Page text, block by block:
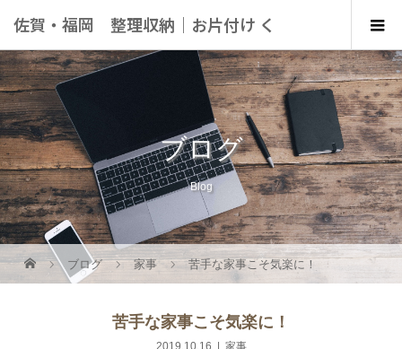
佐賀・福岡 整理収納｜お片付け く
らしにこっと
ブログ
Blog
ブログ 家事 苦手な家事こそ気楽に！
苦手な家事こそ気楽に！
2019.10.16 家事